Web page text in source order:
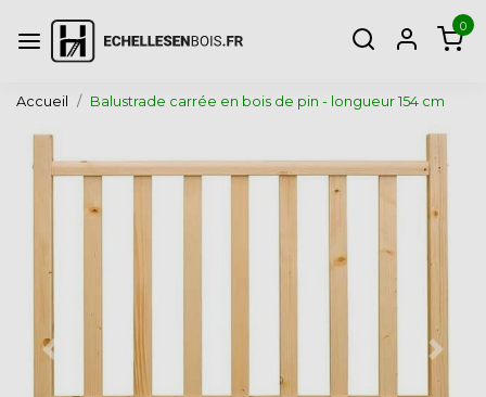
0
Accueil Balustrade carrée en bois de pin - longueur 154 cm
Page précédente Page